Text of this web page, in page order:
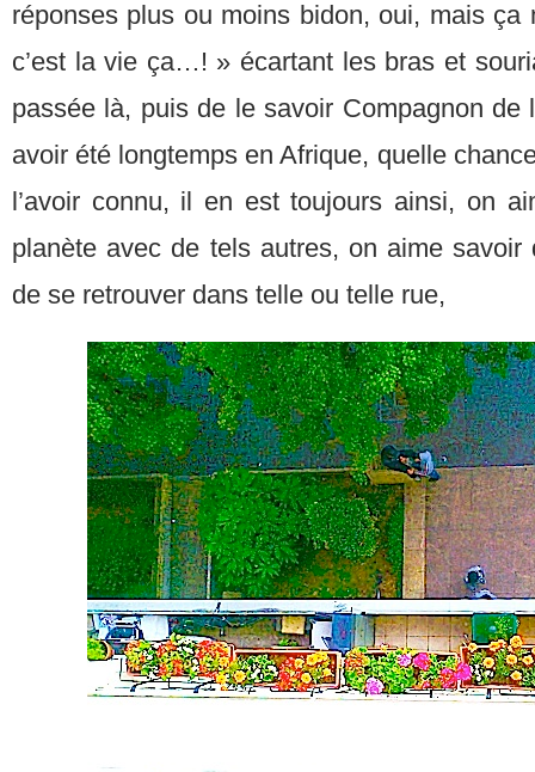
réponses plus ou moins bidon, oui, mais ça
c’est la vie ça…! » écartant les bras et
passée là, puis de le savoir Compagnon de
avoir été longtemps en Afrique, quelle
l’avoir connu, il en est toujours ainsi, on
planète avec de tels autres, on aime savoir
de se retrouver dans telle ou telle rue,